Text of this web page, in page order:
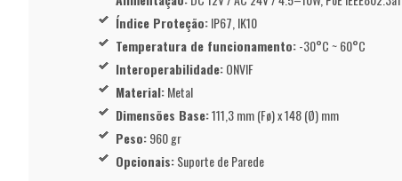
Índice Proteção:IP67, IK10
Temperatura de funcionamento:-30°C ~ 60°C
Interoperabilidade:ONVIF
Material:Metal
Dimensões Base:111,3 mm (Fø) x 148 (Ø) mm
Peso:960 gr
Opcionais:Suporte de Parede